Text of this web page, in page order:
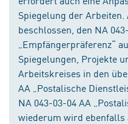
Spiegelung der
beschlossen, den NA
„Empfängerpräferenz“
Spiegelungen, Projekte
Arbeitskreises in den
AA „Postalische
NA 043-03-04 AA
wiederum wird